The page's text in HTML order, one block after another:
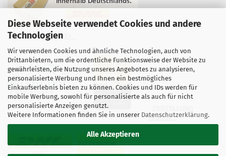
Diese Webseite verwendet Cookies und andere
Technologien
Wir verwenden Cookies und ähnliche Technologien, auch von
Drittanbietern, um die ordentliche Funktionsweise der Website zu
gewährleisten, die Nutzung unseres Angebotes zu analysieren,
personalisierte Werbung und Ihnen ein bestmögliches
Einkaufserlebnis bieten zu können. Cookies und IDs werden für
mobile Werbung, sowohl für personalisierte als auch für nicht
personalisierte Anzeigen genutzt.
Weitere Informationen finden Sie in unserer Datenschutzerklärung.
Alle Akzeptieren
GEPRÜFTE QUALITÄT...
DURCH...